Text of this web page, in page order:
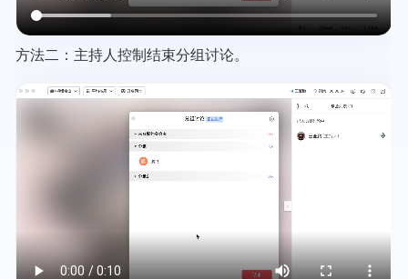
方法二：主持人控制结束分组讨论。
Video